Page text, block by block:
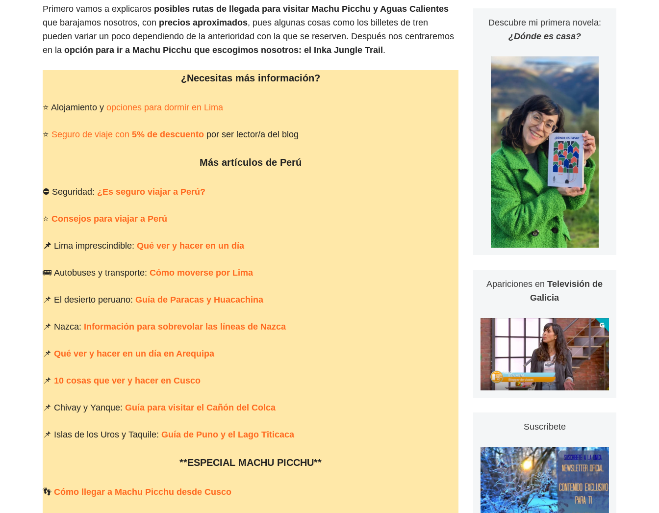
Primero vamos a explicaros posibles rutas de llegada para visitar Machu Picchu y Aguas Calientes
que barajamos nosotros, con precios aproximados, pues algunas cosas como los billetes de tren
pueden variar un poco dependiendo de la anterioridad con la que se reserven. Después nos centraremos
en la opción para ir a Machu Picchu que escogimos nosotros: el Inka Jungle Trail.
¿Necesitas más información?
⭐ Alojamiento y opciones para dormir en Lima
⭐ Seguro de viaje con 5% de descuento por ser lector/a del blog
Más artículos de Perú
⛔ Seguridad: ¿Es seguro viajar a Perú?
⭐ Consejos para viajar a Perú
📌 Lima imprescindible: Qué ver y hacer en un día
🚌 Autobuses y transporte: Cómo moverse por Lima
📌 El desierto peruano: Guía de Paracas y Huacachina
📌 Nazca: Información para sobrevolar las líneas de Nazca
📌 Qué ver y hacer en un día en Arequipa
📌 10 cosas que ver y hacer en Cusco
📌 Chivay y Yanque: Guía para visitar el Cañón del Colca
📌 Islas de los Uros y Taquile: Guía de Puno y el Lago Titicaca
**ESPECIAL MACHU PICCHU**
👣 Cómo llegar a Machu Picchu desde Cusco
Descubre mi primera novela:
¿Dónde es casa?
Apariciones enTelevisión de
Galicia
Suscríbete